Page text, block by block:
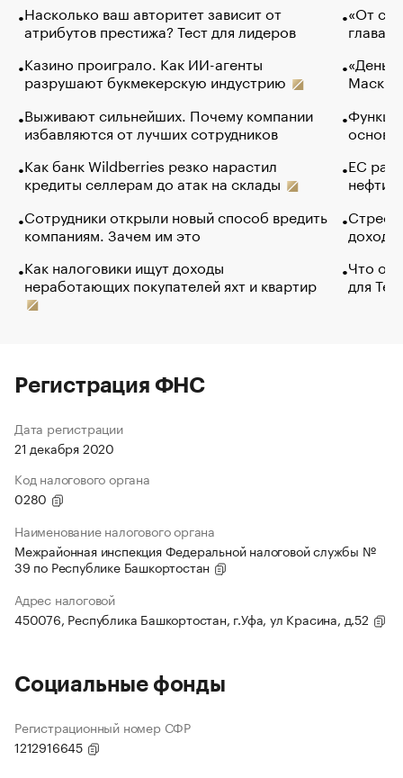
Насколько ваш авторитет зависит от
атрибутов престижа? Тест для лидеров
Казино проиграло. Как ИИ-агенты
разрушают букмекерскую индустрию
Выживают сильнейших. Почему компании
избавляются от лучших сотрудников
Как банк Wildberries резко нарастил
кредиты селлерам до атак на склады
Сотрудники открыли новый способ вредить
компаниям. Зачем им это
Как налоговики ищут доходы
неработающих покупателей яхт и квартир
«От
глава
Маск в
основ
ЕС
нефти
Что
для
Регистрация ФНС
Дата регистрации
21 декабря 2020
Код налогового органа
0280
Наименование налогового органа
Межрайонная инспекция Федеральной налоговой службы №
39 по Республике Башкортостан
Адрес налоговой
450076, Республика Башкортостан, г.Уфа, ул Красина, д.52
Социальные фонды
Регистрационный номер СФР
1212916645